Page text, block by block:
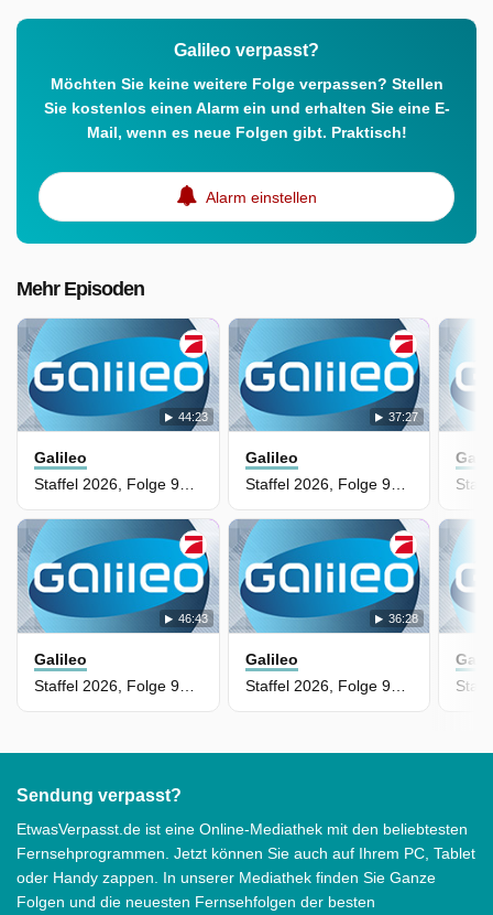
Galileo verpasst?
Möchten Sie keine weitere Folge verpassen? Stellen
Sie kostenlos einen Alarm ein und erhalten Sie eine E-
Mail, wenn es neue Folgen gibt. Praktisch!
Alarm einstellen
Mehr Episoden
44:23
Galileo
Staffel 2026, Folge 96 - 30 Jahre verschwunden: Die Frau, die nie gefunden werden wollte
37:27
Galileo
Staffel 2026, Folge 95 - Miamis König der Watersports Cars
46:43
Galileo
36:28
Galileo
Staffel 2026, Folge 93 - Exklusive Einblicke in die extreme Ausbildung für das Unterstützungskommando
Sendung verpasst?
EtwasVerpasst.de ist eine Online-Mediathek mit den beliebtesten
Fernsehprogrammen. Jetzt können Sie auch auf Ihrem PC, Tablet
oder Handy zappen. In unserer Mediathek finden Sie Ganze
Folgen und die neuesten Fernsehfolgen der besten